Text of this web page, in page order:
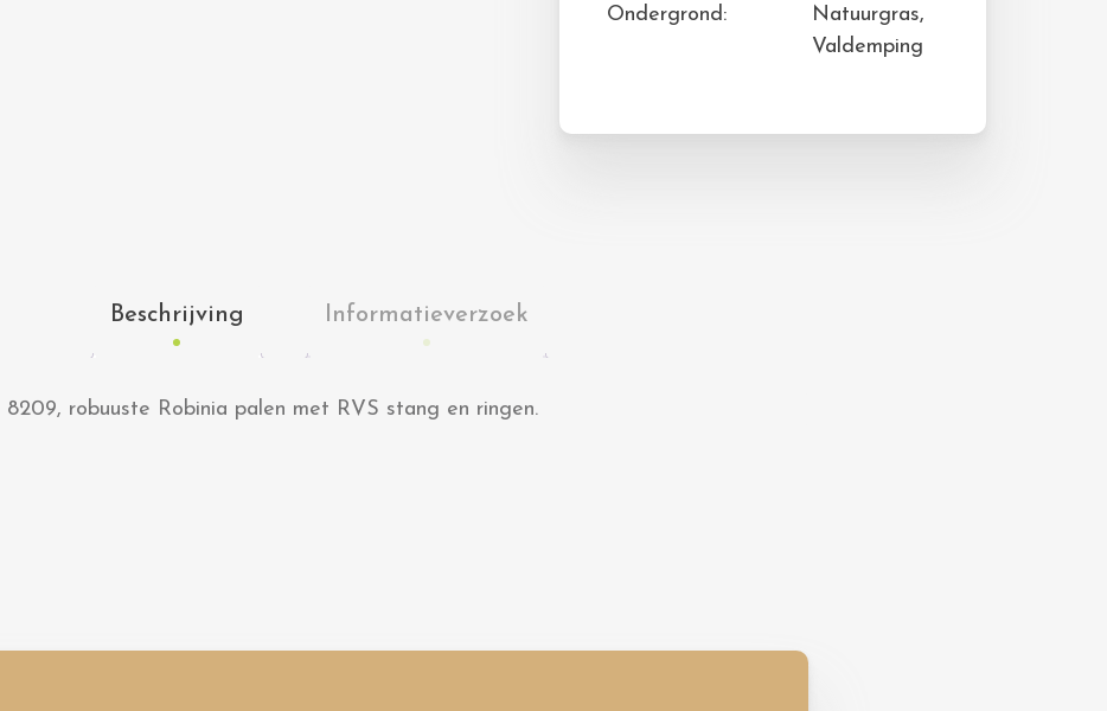
Ondergrond:
Natuurgras,
Valdemping
Beschrijving Informatieverzoek
8209, robuuste Robinia palen met RVS stang en ringen.